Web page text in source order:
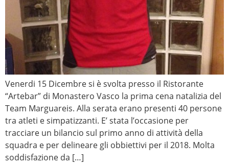
Venerdi 15 Dicembre si è svolta presso il Ristorante
“Artebar” di Monastero Vasco la prima cena natalizia del
Team Marguareis. Alla serata erano presenti 40 persone
tra atleti e simpatizzanti. E’ stata l’occasione per
tracciare un bilancio sul primo anno di attività della
squadra e per delineare gli obbiettivi per il 2018. Molta
soddisfazione da […]